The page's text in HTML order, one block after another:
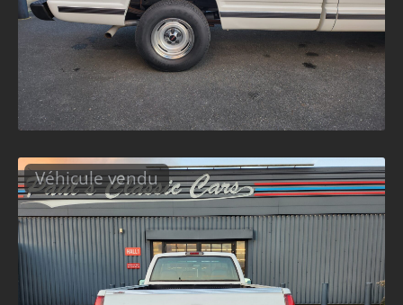
Véhicule vendu